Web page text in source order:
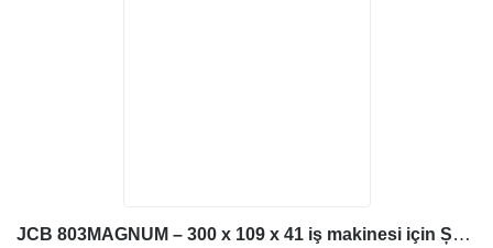
JCB 803MAGNUM – 300 x 109 x 41 iş makinesi için Șenilă kauçuk palet